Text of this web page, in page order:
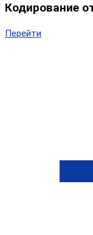
Кодирование
Перейти